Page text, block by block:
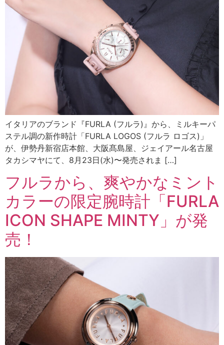
イタリアのブランド『FURLA (フルラ)』から、ミルキーパ
ステル調の新作時計「FURLA LOGOS (フルラ ロゴス)」
が、伊勢丹新宿店本館、大阪髙島屋、ジェイアール名古屋
タカシマヤにて、8月23日(水)〜発売されま […]
フルラから、爽やかなミント
カラーの限定腕時計「FURLA
ICON SHAPE MINTY」が発
売！